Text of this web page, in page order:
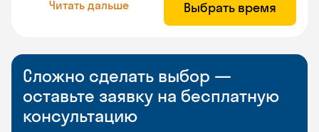
Читать дальше Выбрать время
Сложно сделать выбор —
оставьте заявку на бесплатную
консультацию